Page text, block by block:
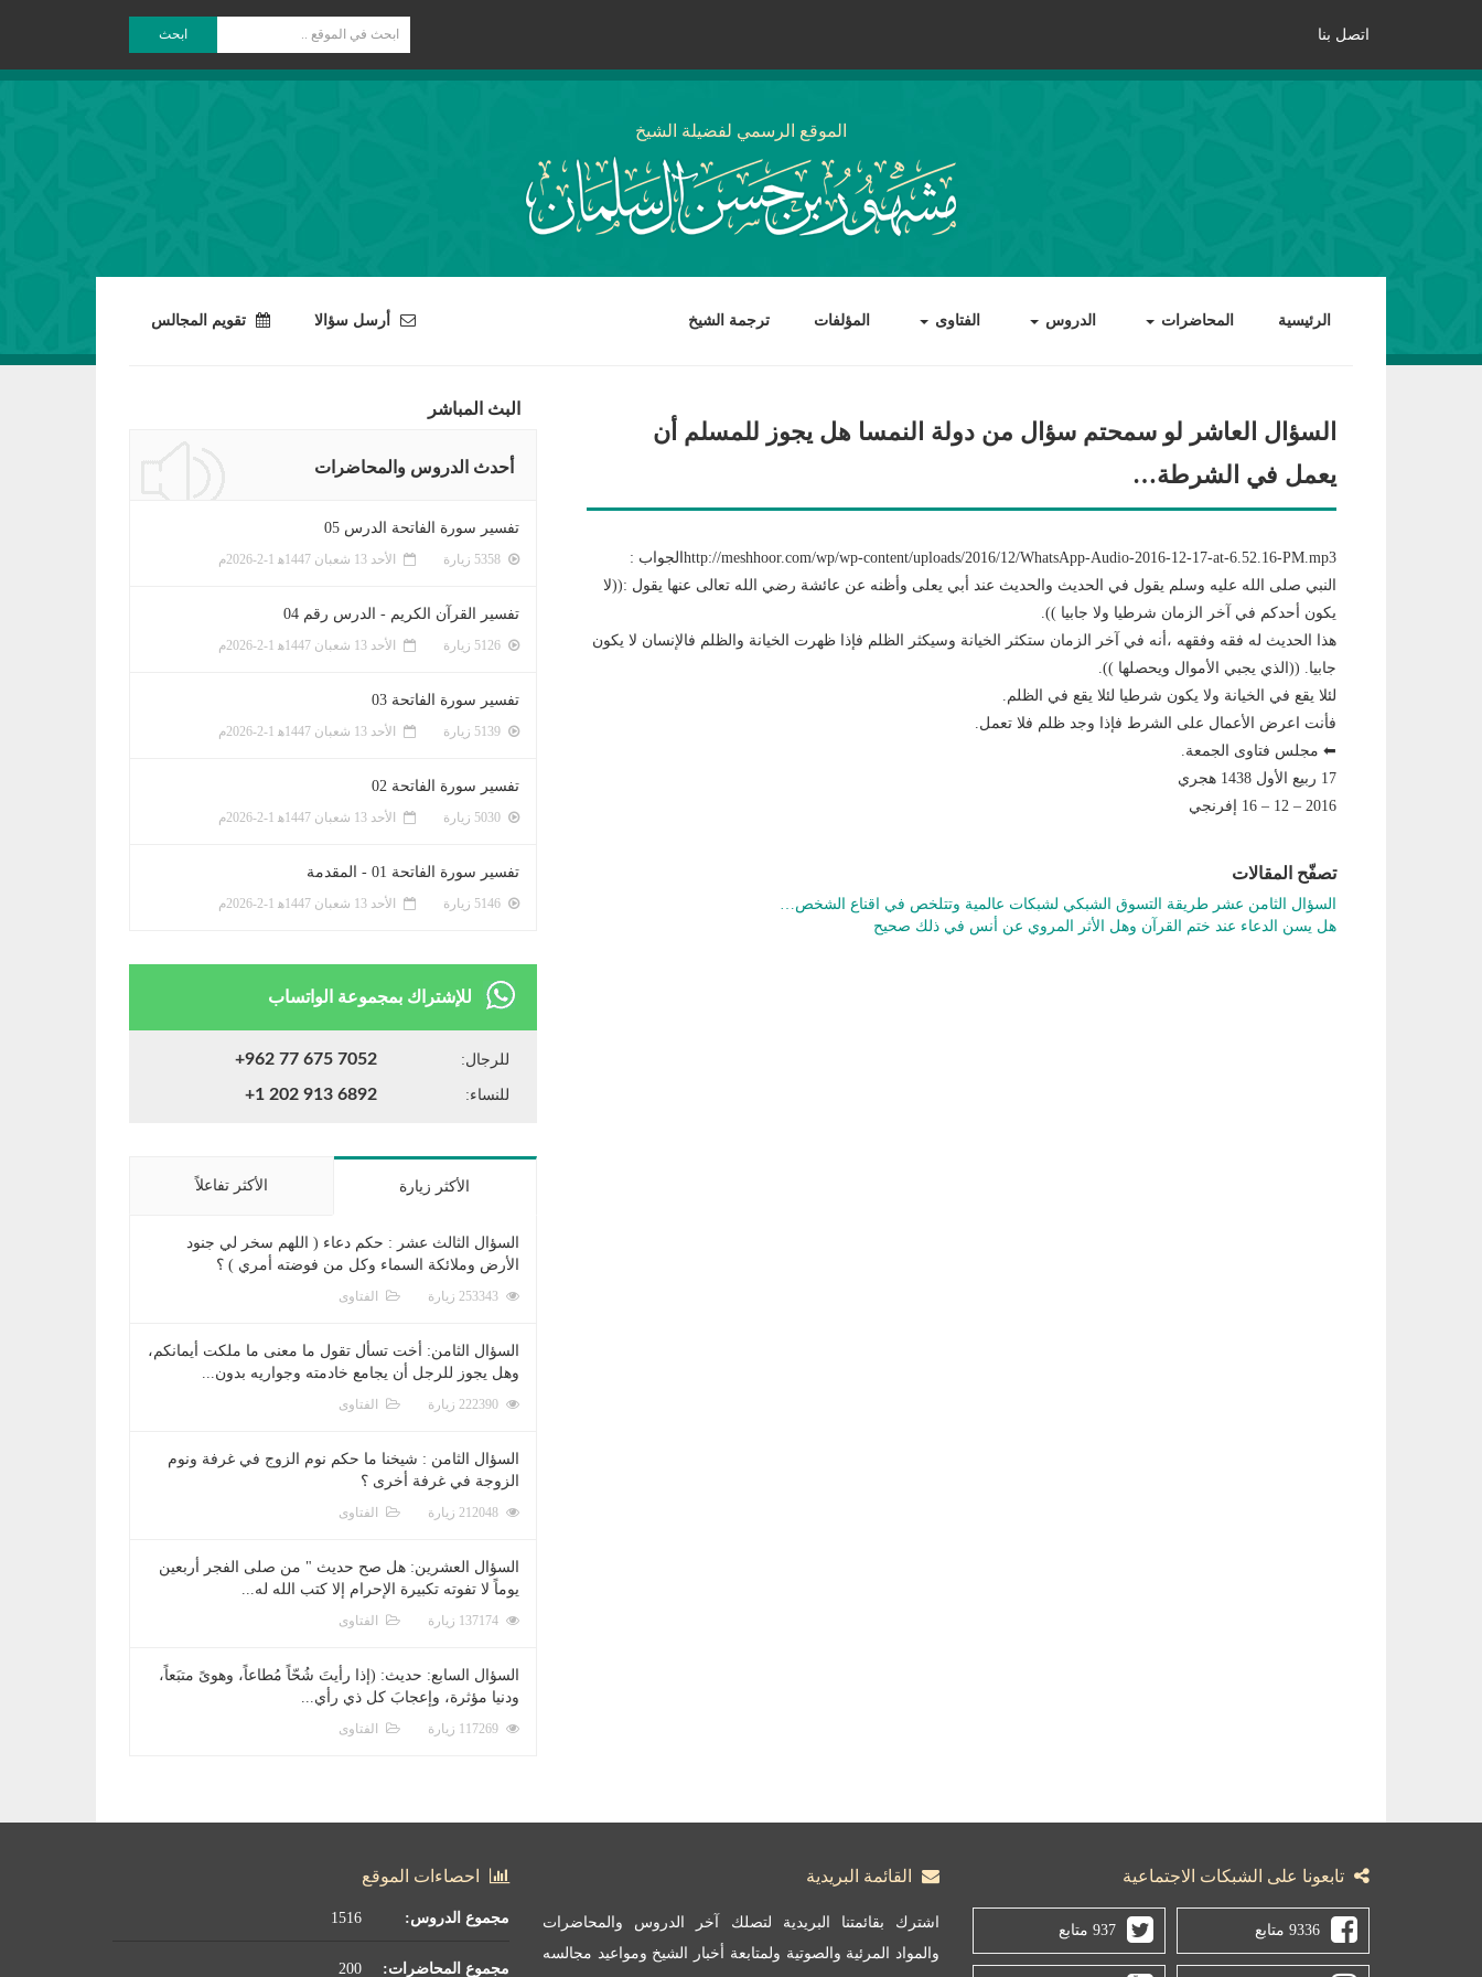
اتصل بنا ابحث
الموقع الرسمي لفضيلة الشيخ
الرئيسية المحاضرات الدروس الفتاوى المؤلفات ترجمة الشيخ أرسل سؤالا تقويم المجالس
السؤال العاشر لو سمحتم سؤال من دولة النمسا هل يجوز للمسلم أن
يعمل في الشرطة…
http://meshhoor.com/wp/wp-content/uploads/2016/12/WhatsApp-Audio-2016-12-17-at-6.52.16-PM.mp3الجواب :
النبي صلى الله عليه وسلم يقول في الحديث والحديث عند أبي يعلى وأظنه عن عائشة رضي الله تعالى عنها يقول :((لا
يكون أحدكم في آخر الزمان شرطيا ولا جابيا )).
هذا الحديث له فقه وفقهه ،أنه في آخر الزمان ستكثر الخيانة وسيكثر الظلم فإذا ظهرت الخيانة والظلم فالإنسان لا يكون
جابيا. ((الذي يجبي الأموال ويحصلها )).
لئلا يقع في الخيانة ولا يكون شرطيا لئلا يقع في الظلم.
فأنت اعرض الأعمال على الشرط فإذا وجد ظلم فلا تعمل.
⬅ مجلس فتاوى الجمعة.
17 ربيع الأول 1438 هجري
2016 – 12 – 16 إفرنجي
تصفّح المقالات
السؤال الثامن عشر طريقة التسوق الشبكي لشبكات عالمية وتتلخص في اقناع الشخص…
هل يسن الدعاء عند ختم القرآن وهل الأثر المروي عن أنس في ذلك صحيح
البث المباشر
أحدث الدروس والمحاضرات
تفسير سورة الفاتحة الدرس 05
الأحد 13 شعبان 1447ﻫ 1-2-2026م
تفسير القرآن الكريم - الدرس رقم 04
الأحد 13 شعبان 1447ﻫ 1-2-2026م
تفسير سورة الفاتحة 03
الأحد 13 شعبان 1447ﻫ 1-2-2026م
تفسير سورة الفاتحة 02
الأحد 13 شعبان 1447ﻫ 1-2-2026م
تفسير سورة الفاتحة 01 - المقدمة
الأحد 13 شعبان 1447ﻫ 1-2-2026م
للإشتراك بمجموعة الواتساب
للرجال: +962 77 675 7052
للنساء: +1 202 913 6892
الأكثر زيارة الأكثر تفاعلاً
السؤال الثالث عشر : حكم دعاء ( اللهم سخر لي جنود
الأرض وملائكة السماء وكل من فوضته أمري ) ؟
الفتاوى
السؤال الثامن: أخت تسأل تقول ما معنى ما ملكت أيمانكم،
وهل يجوز للرجل أن يجامع خادمته وجواريه بدون...
الفتاوى
السؤال الثامن : شيخنا ما حكم نوم الزوج في غرفة ونوم
الزوجة في غرفة أخرى ؟
الفتاوى
السؤال العشرين: هل صح حديث " من صلى الفجر أربعين
يوماً لا تفوته تكبيرة الإحرام إلا كتب الله له...
الفتاوى
السؤال السابع: حديث: (إذا رأيتَ شُحّاً مُطاعاً، وهوىً متبَعاً،
ودنيا مؤثرة، وإعجابَ كل ذي رأي...
الفتاوى
تابعونا على الشبكات الاجتماعية
9336 متابع 937 متابع
القائمة البريدية
اشترك بقائمتنا البريدية لتصلك آخر الدروس والمحاضرات
والمواد المرئية والصوتية ولمتابعة أخبار الشيخ ومواعيد مجالسه
احصاءات الموقع
مجموع الدروس:
مجموع المحاضرات: